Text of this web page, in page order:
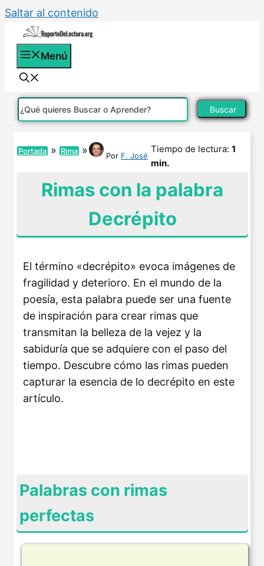
Saltar al contenido
Menú
Buscar
Portada » Rima » Por F. José
Tiempo de lectura: 1
min.
Rimas con la palabra
Decrépito
El término «decrépito» evoca imágenes de
fragilidad y deterioro. En el mundo de la
poesía, esta palabra puede ser una fuente
de inspiración para crear rimas que
transmitan la belleza de la vejez y la
sabiduría que se adquiere con el paso del
tiempo. Descubre cómo las rimas pueden
capturar la esencia de lo decrépito en este
artículo.
Palabras con rimas
perfectas